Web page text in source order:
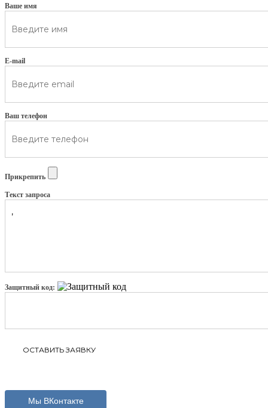
Ваше имя
E-mail
Ваш телефон
Прикрепить
Текст запроса
Защитный код:
Мы ВКонтакте